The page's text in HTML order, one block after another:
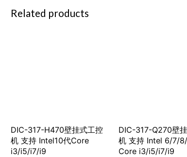
Related products
DIC-317-H470壁挂式工控
机 支持 Intel10代Core
i3/i5/i7/i9
DIC-317-Q270壁
机 支持 Intel 6/7/
Core i3/i5/i7/i9